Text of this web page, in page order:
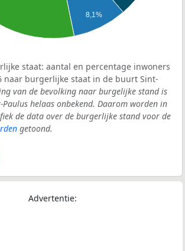
8,1%
staat: aantal en percentage inwoners
naar burgerlijke staat in de buurt Sint-
van de bevolking naar burgelijke stand is
helaas onbekend. Daarom worden in
de data over de burgerlijke stand voor de
getoond.
Advertentie: